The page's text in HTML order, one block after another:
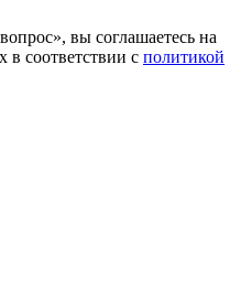
вы соглашаетесь на
в соответствии с политикой